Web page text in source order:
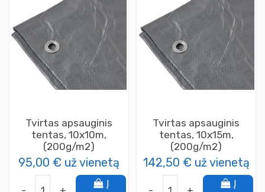
Tvirtas apsauginis
tentas, 10x10m,
(200g/m2)
95,00 € už vienetą
Į
Tvirtas apsauginis
tentas, 10x15m,
(200g/m2)
142,50 € už vienetą
Į